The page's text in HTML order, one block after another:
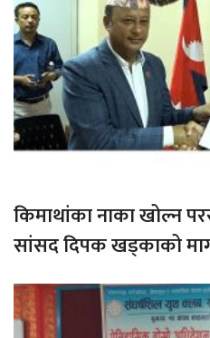
किमाथांका नाका खोल्न
सांसद दिपक खड्काको